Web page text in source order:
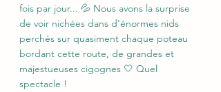
fois par jour... 💦 Nous avons la surprise
de voir nichées dans d'énormes nids
perchés sur quasiment chaque poteau
bordant cette route, de grandes et
majestueuses cigognes 🤍 Quel
spectacle !